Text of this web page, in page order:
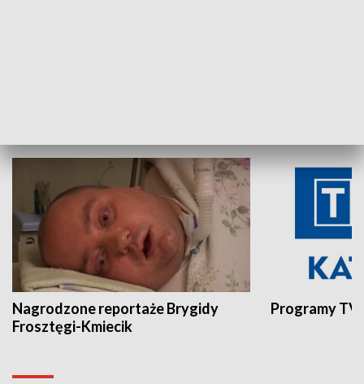
Nagrodzone reportaże Brygidy
Frosztęgi-Kmiecik
Programy